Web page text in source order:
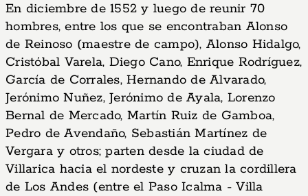
En diciembre de 1552 y luego de reunir 70
hombres, entre los que se encontraban Alonso
de Reinoso (maestre de campo), Alonso Hidalgo,
Cristóbal Varela, Diego Cano, Enrique Rodríguez,
García de Corrales, Hernando de Alvarado,
Jerónimo Nuñez, Jerónimo de Ayala, Lorenzo
Bernal de Mercado, Martín Ruiz de Gamboa,
Pedro de Avendaño, Sebastián Martínez de
Vergara y otros; parten desde la ciudad de
Villarica hacia el nordeste y cruzan la cordillera
de Los Andes (entre el Paso Icalma - Villa